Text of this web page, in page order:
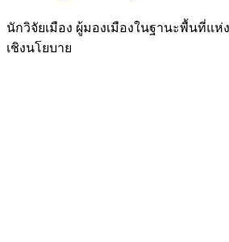
นักวิจัยเมือง ผู้มองเมืองในฐานะพื้นที่แห่
เชิงนโยบาย